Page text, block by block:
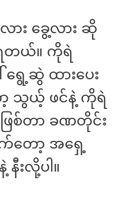
ား ခွေ့လား ဆို
တယ်။ ကိုရဲ
ေ့ဆွဲ ထားပေး
ာ့ သွယ့် ဖင်နဲ့ ကိုရဲ
ြစ်တာ ခဏတိုင်း
တော့ အရှေ့
းလို့ပါ။